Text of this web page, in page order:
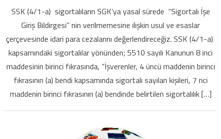
başlaması
ile
ilgili
SGK
cezaları
SSK (4/1-a) sigortalıların SGK’ya yasal sürede “Sigortalı İşe
Giriş Bildirgesi” nin verilmemesine ilişkin usul ve esaslar
çerçevesinde idari para cezalarını değerlendireceğiz. SSK (4/1-a)
kapsamındaki sigortalılar yönünden; 5510 sayılı Kanunun 8 inci
maddesinin birinci fıkrasında, “İşverenler, 4 üncü maddenin birinci
fıkrasının (a) bendi kapsamında sigortalı sayılan kişileri, 7 nci
maddenin birinci fıkrasının (a) bendinde belirtilen sigortalılık […]